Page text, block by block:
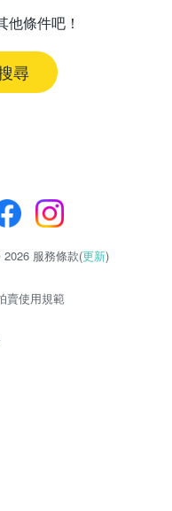
條件吧！
尋
服務條款(更新)
賣使用規範